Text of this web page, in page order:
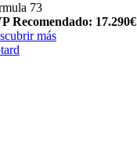
73
Recomendado: 17.290€
más